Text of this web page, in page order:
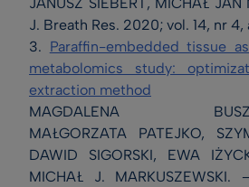
JANUSZ SIEBERT, MICHAŁ JAN
J. Breath Res. 2020; vol. 14, nr 4,
3. Paraffin-embedded tissue
metabolomics study:
extraction method
MAGDALENA
MAŁGORZATA PATEJKO,
DAWID SIGORSKI, EWA
MICHAŁ J. MARKUSZEWSKI.